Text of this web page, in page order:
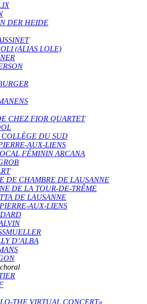
DER HEIDE
(ALIAS LOLE)
CHEZ FIOR QUARTET
DU SUD
AUX-LIENS
FÉMININ ARCANA
DE CHAMBRE DE LAUSANNE
DE LA TOUR-DE-TRÊME
DE LAUSANNE
AUX-LIENS
D’ALBA
THE VIRTUAL CONCERT»